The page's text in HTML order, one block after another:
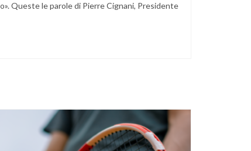
Queste le parole di Pierre Cignani, Presidente